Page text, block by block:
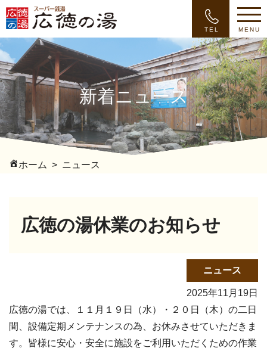
TEL MENU
新着ニュース
ホーム ニュース
広徳の湯休業のお知らせ
ニュース
2025年11月19日
広徳の湯では、１１月１９日（水）・２０日（木）の二日
間、設備定期メンテナンスの為、お休みさせていただきま
す。皆様に安心・安全に施設をご利用いただくための作業